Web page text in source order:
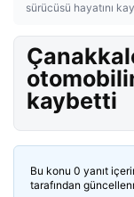
sürücüsü hayatını
kaybetti
Bu konu 0 yanıt
tarafından